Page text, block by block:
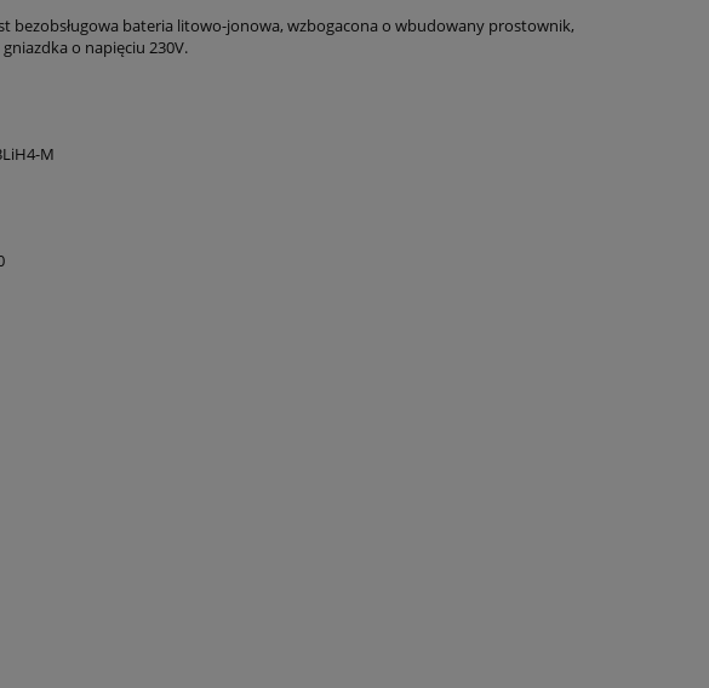
bezobsługowa bateria litowo-jonowa, wzbogacona o wbudowany prostownik,
o napięciu 230V.
M